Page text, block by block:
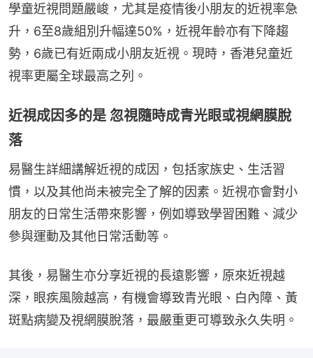
學童近視問題嚴峻，尤其是疫情後小朋友的近視率急
升，6至8歲組別升幅達50%，近視年齡亦有下降趨
勢，6歲已有近兩成小朋友近視。現時，香港兒童近
視率更屬全球最高之列。
近視成因多的是 忽視隨時成青光眼或視網膜脫
落
易醫生詳細講解近視的成因，包括家族史、生活習
慣，以及其他尚未被完全了解的因素。近視亦會對小
朋友的日常生活帶來影響，例如導致學習困難、減少
參與運動及其他日常活動等。
其後，易醫生亦分享近視的長遠影響，原來近視越
深，眼疾風險越高，有機會導致青光眼、白內障、黃
斑點病變及視網膜脫落，最嚴重更可導致永久失明。